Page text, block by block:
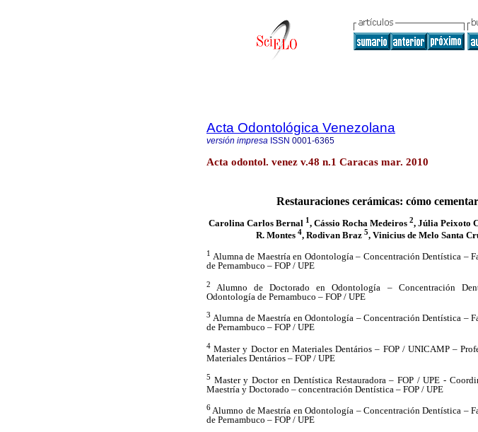
Acta Odontológica Venezolana
versión impresa ISSN 0001-6365
Acta odontol. venez v.48 n.1 Caracas mar. 2010
Restauraciones cerámicas: cómo
Carolina Carlos Bernal 1, Cássio Rocha Medeiros 2, Júlia Peixoto
R. Montes 4, Rodivan Braz 5, Vinicius de Melo Santa
1 Alumna de Maestría en Odontología – Concentración Dentística –
de Pernambuco – FOP / UPE
2
Alumno de Doctorado en Odontología – Concentración
Odontología de Pernambuco – FOP / UPE
3 Alumna de Maestría en Odontología – Concentración Dentística –
de Pernambuco – FOP / UPE
4 Master y Doctor en Materiales Dentários – FOP / UNICAMP –
Materiales Dentários – FOP / UPE
5 Master y Doctor en Dentística Restauradora – FOP / UPE -
Maestría y Doctorado – concentración Dentística – FOP / UPE
6Alumno de Maestría en Odontología – Concentración Dentística –
de Pernambuco – FOP / UPE